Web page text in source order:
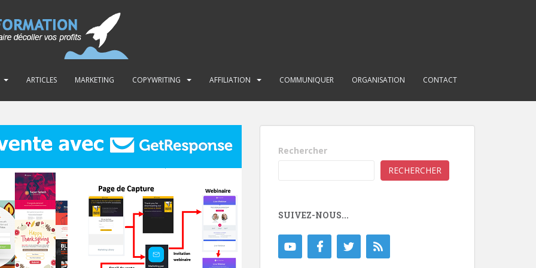
ARTICLES MARKETING COPYWRITING AFFILIATION COMMUNIQUER ORGANISATION CONTACT
Rechercher
RECHERCHER
SUIVEZ-NOUS...